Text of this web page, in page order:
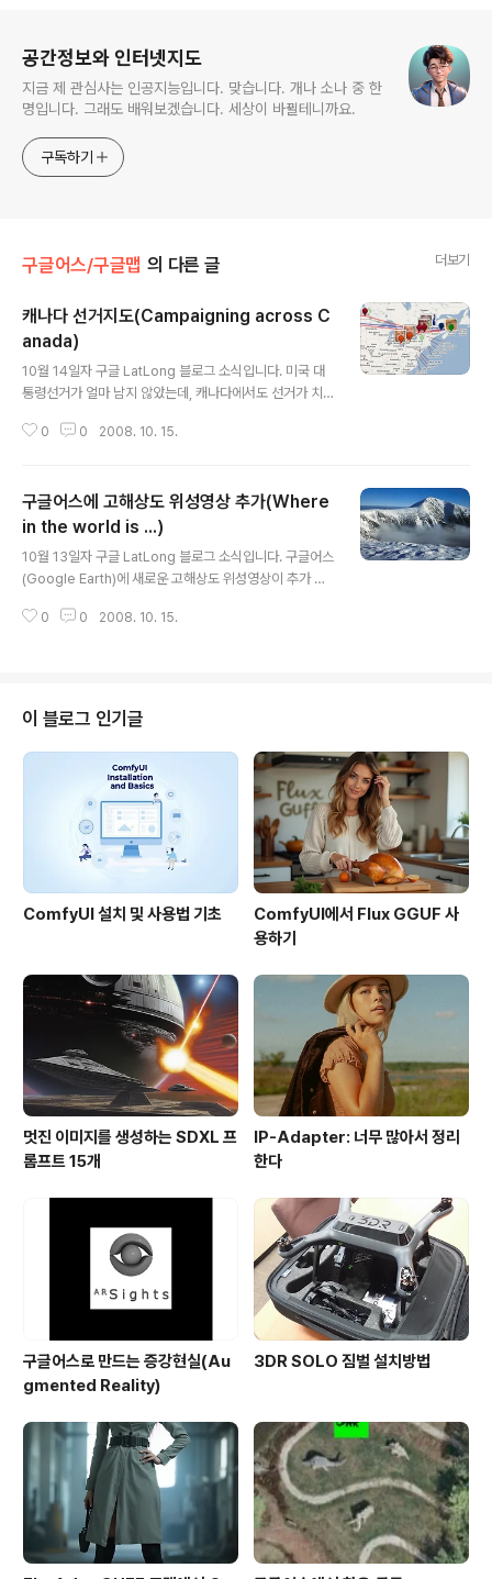
공간정보와 인터넷지도
지금 제 관심사는 인공지능입니다. 맞습니다. 개나 소나 중 한
명입니다. 그래도 배워보겠습니다. 세상이 바뀔테니까요.
구독하기
구글어스/구글맵 의 다른 글 더보기
캐나다 선거지도(Campaigning across C
anada)
10월 14일자 구글 LatLong 블로그 소식입니다. 미국 대
통령선거가 얼마 남지 않았는데, 캐나다에서도 선거가 치
y Maps)를 정리한 사이트가 있다는 내용입니다. 최신 지
잘 살펴보면 후보들이 정말 여기저기 바쁘게 뛰어다니고
있다는 걸 아실 수 있습니다. 물론 면적이 넓어서 더 많이
움직여야겠죠. 다음번 우리나라에서 대통령선거든 국회의
원선거든 선거철이 되면 이런 지도가 제작되었으면 좋겠다
싶네요. 수많은 선거운동원 중에서 한명만 지정하면 충분
히, 그리고 크게 비용도 들지 않고 만들 수 있을 것 같은데
0 0 2008. 10. 15.
구글어스에 고해상도 위성영상 추가(Where
in the world is ...)
10월 13일자 구글 LatLong 블로그 소식입니다. 구글어스
(Google Earth)에 새로운 고해상도 위성영상이 추가 또
에 대한 힌트가 있습니다만, 우리나라와는 관계없는 듯하
에 영상이 추가되었다고 정식으로 공지된 적은 한번도 없
지만, 조금씩 추가되거나 갱신된 예가 많았거든요. 예를 들
어, 아래와 같은 글을 보시면 우리나라 지역의 영상 갱신 내
역을 보실 수 있습니다. http://heomin61.blogspot.co
m/2007/10/blog-post_06.html : 2007년 1..
0 0 2008. 10. 15.
이 블로그 인기글
ComfyUI 설치 및 사용법 기초
ComfyUI에서 Flux GGUF 사
용하기
멋진 이미지를 생성하는 SDXL 프
롬프트 15개
IP-Adapter: 너무 많아서 정리
한다
구글어스로 만드는 증강현실(Au
gmented Reality)
3DR SOLO 짐벌 설치방법